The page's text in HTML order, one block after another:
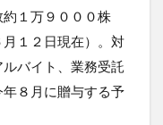
約１万９０００株
１２日現在）。対
バイト、業務受託
８月に贈与する予